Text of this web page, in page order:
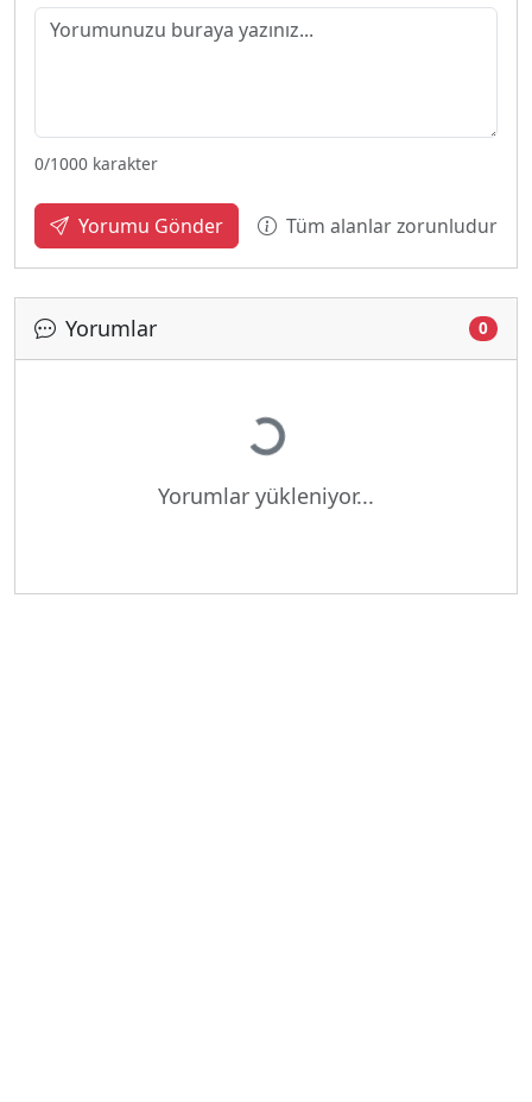
0/1000 karakter
Yorumu Gönder Tüm alanlar zorunludur
Yorumlar 0
Yükleniyor...
Yorumlar yükleniyor...